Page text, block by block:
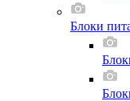
Блоки